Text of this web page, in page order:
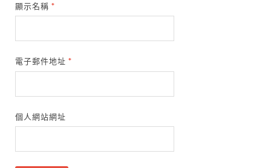
顯示名稱*
電子郵件地址*
個人網站網址